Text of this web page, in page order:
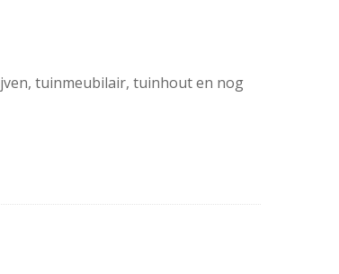
tuinmeubilair, tuinhout en nog